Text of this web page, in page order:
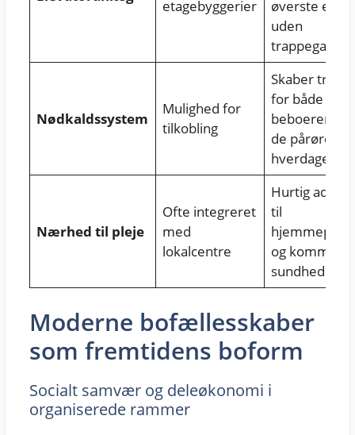
etagebyggerier
øverste
uden
trappegang
Nødkaldssystem
Mulighed for
tilkobling
Skaber
for både
beboeren og
de
hverdagen
Nærhed til pleje
Ofte integreret
med
lokalcentre
Hurtig
til
hjemmepleje
og
Moderne bofællesskaber
som fremtidens boform
Socialt samvær og deleøkonomi i
organiserede rammer